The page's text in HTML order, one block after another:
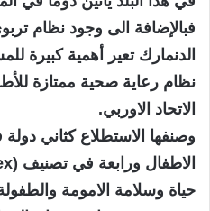
فبالإضافة الى وجود نظام
الدنمارك تعير أهمية كبيرة
نظام رعاية صحية ممتازة
الاتحاد الاوربي.
وصنفها الاستطلاع كثاني
حياة وسلامة الامومة والطفولة في